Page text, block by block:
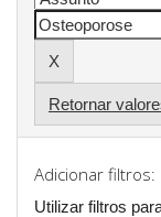
Retornar
Adicionar filtros:
Utilizar filtros